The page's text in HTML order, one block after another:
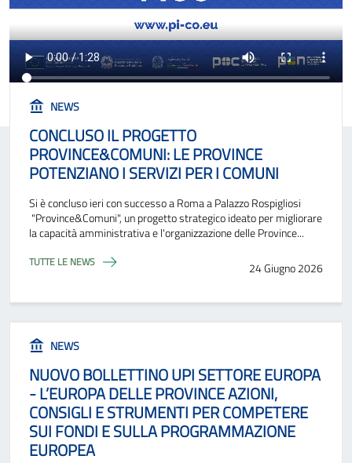
NEWS
CONCLUSO IL PROGETTO
PROVINCE&COMUNI: LE PROVINCE
POTENZIANO I SERVIZI PER I COMUNI
Si è concluso ieri con successo a Roma a Palazzo Rospigliosi
"Province&Comuni", un progetto strategico ideato per migliorare
la capacità amministrativa e l'organizzazione delle Province...
TUTTE LE NEWS 24 Giugno 2026
NEWS
NUOVO BOLLETTINO UPI SETTORE EUROPA
- L’EUROPA DELLE PROVINCE AZIONI,
CONSIGLI E STRUMENTI PER COMPETERE
SUI FONDI E SULLA PROGRAMMAZIONE
EUROPEA